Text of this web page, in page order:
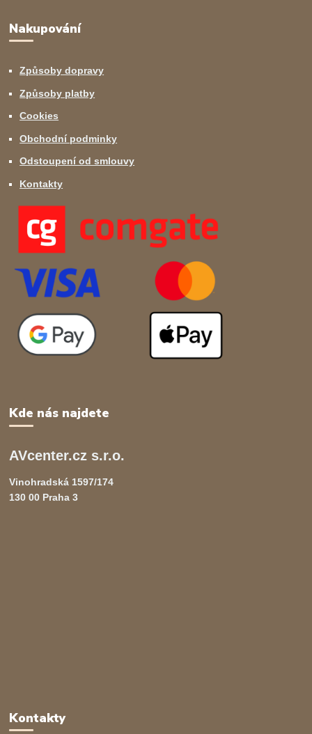
Nakupování
Způsoby dopravy
Způsoby platby
Cookies
Obchodní podminky
Odstoupení od smlouvy
Kontakty
Kde nás najdete
AVcenter.cz s.r.o.
Vinohradská 1597/174
130 00 Praha 3
Kontakty